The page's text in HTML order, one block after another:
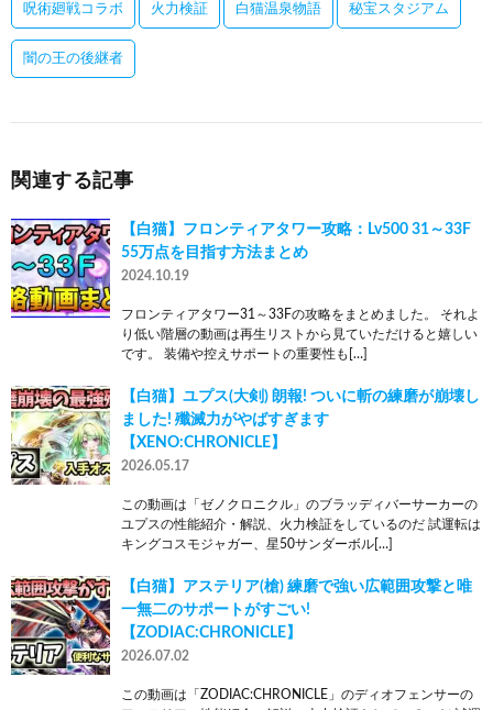
呪術廻戦コラボ 火力検証 白猫温泉物語 秘宝スタジアム
闇の王の後継者
関連する記事
【白猫】フロンティアタワー攻略：Lv500 31～33F
55万点を目指す方法まとめ
2024.10.19
フロンティアタワー31～33Fの攻略をまとめました。 それよ
り低い階層の動画は再生リストから見ていただけると嬉しい
です。 装備や控えサポートの重要性も[…]
【白猫】ユプス(大剣) 朗報! ついに斬の練磨が崩壊し
ました! 殲滅力がやばすぎます
【XENO:CHRONICLE】
2026.05.17
この動画は「ゼノクロニクル」のブラッディバーサーカーの
ユプスの性能紹介・解説、火力検証をしているのだ 試運転は
キングコスモジャガー、星50サンダーボル[…]
【白猫】アステリア(槍) 練磨で強い広範囲攻撃と唯
一無二のサポートがすごい!
【ZODIAC:CHRONICLE】
2026.07.02
この動画は「ZODIAC:CHRONICLE」のディオフェンサーの